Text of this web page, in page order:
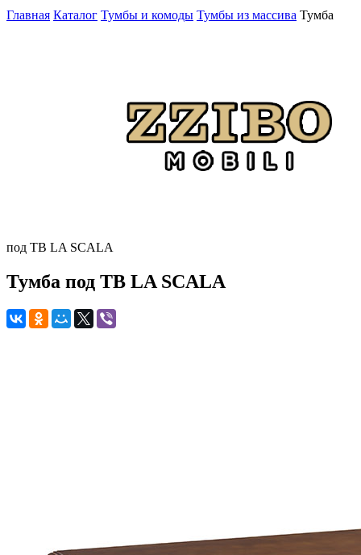
Главная Каталог Тумбы и комоды Тумбы из массива Тумба
под ТВ LA SCALA
Тумба под ТВ LA SCALA